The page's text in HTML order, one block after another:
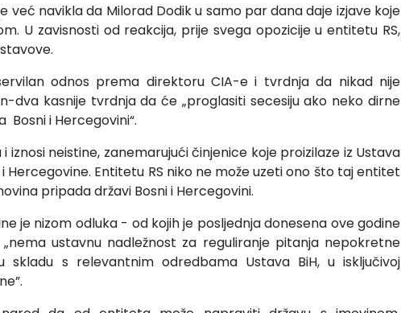
već navikla da Milorad Dodik u samo par dana daje izjave koje
U zavisnosti od reakcija, prije svega opozicije u entitetu RS,
odnos prema direktoru CIA-e i tvrdnja da nikad nije
dva kasnije tvrdnja da će „proglasiti secesiju ako neko dirne
Bosni i Hercegovini“.
iznosi neistine, zanemarujući činjenice koje proizilaze iz Ustava
Hercegovine. Entitetu RS niko ne može uzeti ono što taj entitet
pripada državi Bosni i Hercegovini.
je nizom odluka - od kojih je posljednja donesena ove godine
ustavnu nadležnost za reguliranje pitanja nepokretne
s relevantnim odredbama Ustava BiH, u isključivoj